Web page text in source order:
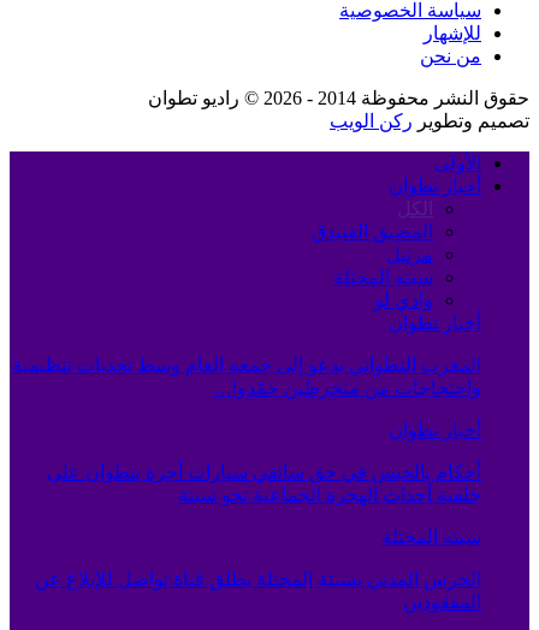
سياسة الخصوصية
للإشهار
من نحن
حقوق النشر محفوظة 2014 - 2026 © راديو تطوان
تصميم وتطوير ركن الويب
الأولى
أخبار تطوان
الكل
المضيق الفنيدق
مرتيل
سبته المحتلة
وادي لو
أخبار تطوان
المغرب التطواني يدعو إلى جمعه العام وسط تحديات تنظيمية
واحتجاجات من منخرطين جمّدوا…
أخبار تطوان
أحكام بالحبس في حق سائقي سيارات أجرة بتطوان على
خلفية أحداث الهجرة الجماعية نحو سبتة
سبته المحتلة
الحرس المدني بسبتة المحتلة يطلق قناة تواصل للإبلاغ عن
المفقودين